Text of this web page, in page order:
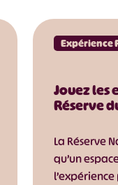
Expérience
Jouez les
Réserve
La Réserve
qu’un